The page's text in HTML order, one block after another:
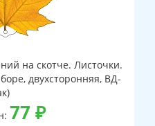
на скотче. Листочки.
двухсторонняя, ВД-
77 ₽